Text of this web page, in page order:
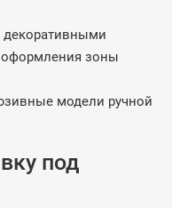
декоративными
оформления зоны
модели ручной
под